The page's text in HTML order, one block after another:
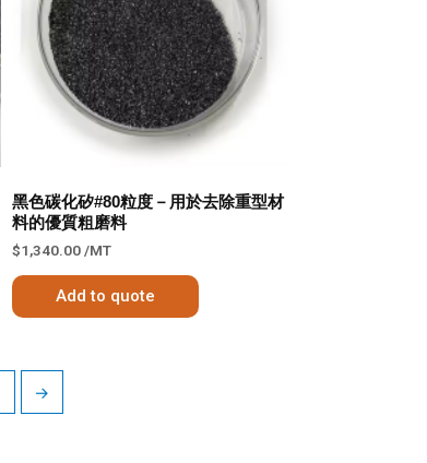
黑色碳化矽#80粒度－用於去除重型材
料的優質粗磨料
$1,340.00 /MT
Add to quote
→